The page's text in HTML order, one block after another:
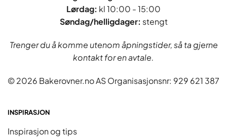
Lørdag: kl 10:00 - 15:00
Søndag/helligdager: stengt
Trenger du å komme utenom åpningstider, så ta gjerne
kontakt for en avtale.
© 2026 Bakerovner.no AS Organisasjonsnr: 929 621 387
INSPIRASJON
Inspirasjon og tips